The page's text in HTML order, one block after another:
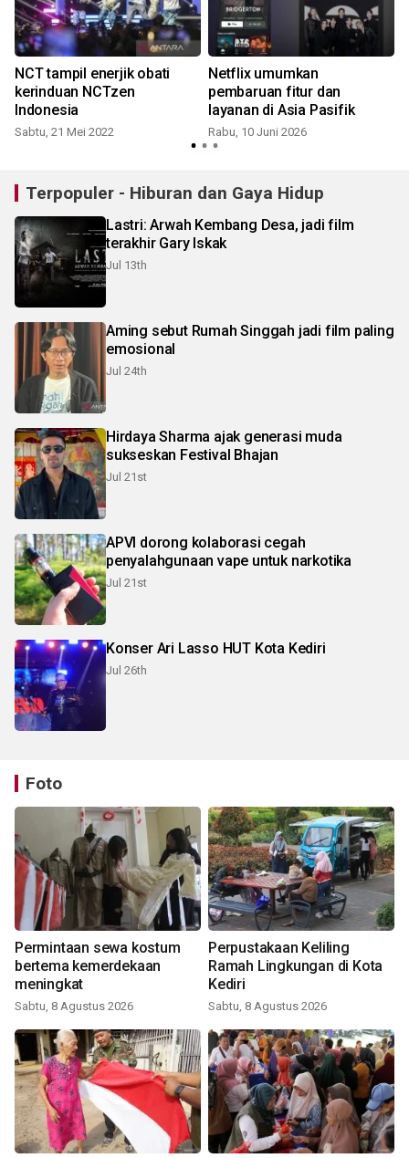
NCT tampil enerjik obati
kerinduan NCTzen
Indonesia
Sabtu, 21 Mei 2022
Netflix umumkan
pembaruan fitur dan
layanan di Asia Pasifik
Rabu, 10 Juni 2026
Terpopuler - Hiburan dan Gaya Hidup
Lastri: Arwah Kembang Desa, jadi film
terakhir Gary Iskak
Jul 13th
Aming sebut Rumah Singgah jadi film paling
emosional
Jul 24th
Hirdaya Sharma ajak generasi muda
sukseskan Festival Bhajan
Jul 21st
APVI dorong kolaborasi cegah
penyalahgunaan vape untuk narkotika
Jul 21st
Konser Ari Lasso HUT Kota Kediri
Jul 26th
Foto
Permintaan sewa kostum
bertema kemerdekaan
meningkat
Sabtu, 8 Agustus 2026
Perpustakaan Keliling
Ramah Lingkungan di Kota
Kediri
Sabtu, 8 Agustus 2026